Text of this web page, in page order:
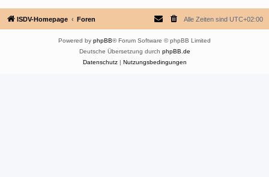
ISDV-Homepage Foren Alle Zeiten sind UTC+02:00
Powered by phpBB® Forum Software © phpBB Limited
Deutsche Übersetzung durch phpBB.de
Datenschutz| Nutzungsbedingungen